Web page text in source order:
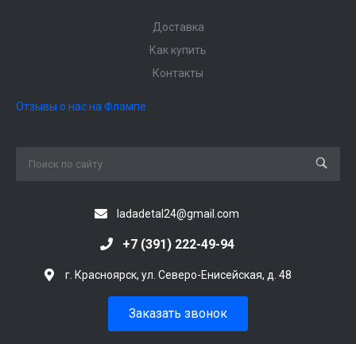
Доставка
Как купить
Контакты
Отзывы о нас на Флампе
ladadetal24@gmail.com
+7 (391) 222-49-94
г. Красноярск, ул. Северо-Енисейская, д. 48
Заказать звонок